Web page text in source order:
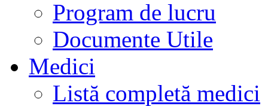
Program de lucru
Documente Utile
Medici
Listă completă medici